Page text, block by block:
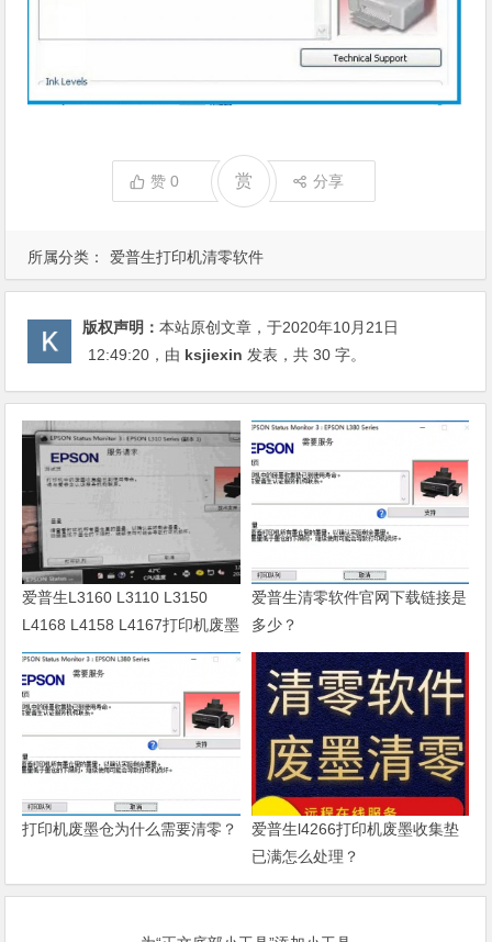
所属分类： 爱普生打印机清零软件
赞0 赏 分享
版权声明：本站原创文章，于2020年10月21日
12:49:20 ，由 ksjiexin 发表，共 30 字。
爱普生L3160 L3110 L3150
L4168 L4158 L4167打印机废墨
清零软件
爱普生清零软件官网下载链接是
多少？
打印机废墨仓为什么需要清零？
爱普生l4266打印机废墨收集垫
已满怎么处理？